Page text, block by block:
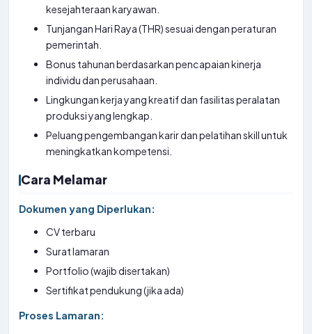
kesejahteraan karyawan.
Tunjangan Hari Raya (THR) sesuai dengan peraturan
pemerintah.
Bonus tahunan berdasarkan pencapaian kinerja
individu dan perusahaan.
Lingkungan kerja yang kreatif dan fasilitas peralatan
produksi yang lengkap.
Peluang pengembangan karir dan pelatihan skill untuk
meningkatkan kompetensi.
Cara Melamar
Dokumen yang Diperlukan:
CV terbaru
Surat lamaran
Portfolio (wajib disertakan)
Sertifikat pendukung (jika ada)
Proses Lamaran: